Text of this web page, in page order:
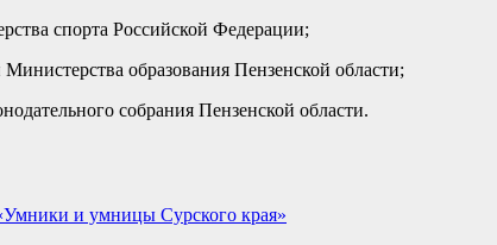
спорта Российской Федерации;
образования Пензенской области;
собрания Пензенской области.
и умницы Сурского края»